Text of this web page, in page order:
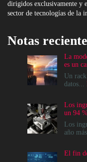
dirigidos exclusivamente y
sector de tecnologías de la
Notas
La
es un
Un
datos...
Los
un 94
Los
año
El fin